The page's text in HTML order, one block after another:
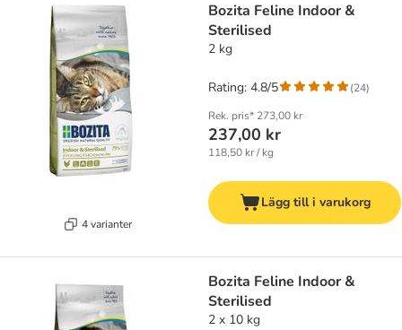
4 varianter
Bozita Feline Indoor &
Sterilised
2 kg
Rek. pris* 273,00 kr
237,00 kr
118,50 kr / kg
Rating: 4.8/5 (24)
Lägg till i varukorg
Bozita Feline Indoor &
Sterilised
2 x 10 kg